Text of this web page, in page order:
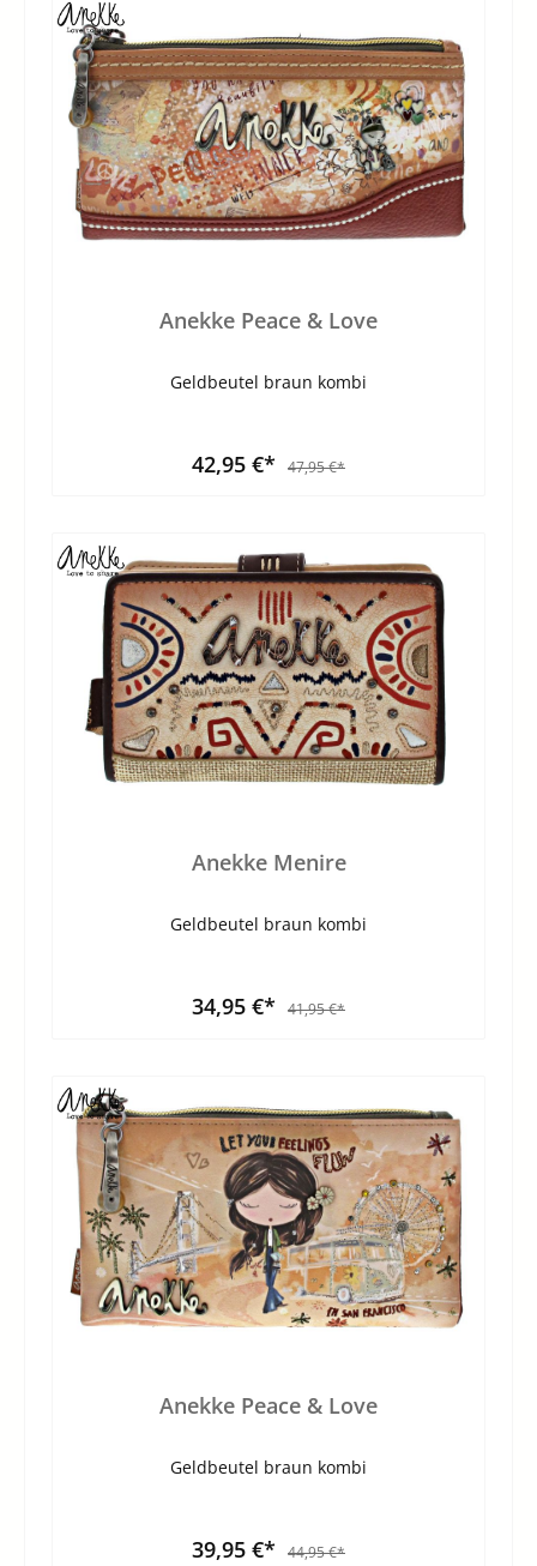
Anekke Peace & Love
Geldbeutel braun kombi
42,95 €* 47,95 €*
Anekke Menire
Geldbeutel braun kombi
34,95 €* 41,95 €*
Anekke Peace & Love
Geldbeutel braun kombi
39,95 €* 44,95 €*